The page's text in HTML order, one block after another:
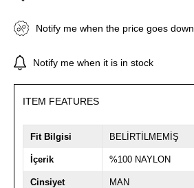
Notify me when the price goes down
Notify me when it is in stock
ITEM FEATURES
Fit Bilgisi BELİRTİLMEMİŞ
İçerik %100 NAYLON
Cinsiyet MAN